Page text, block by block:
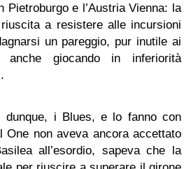
Pietroburgo e l’Austria Vienna: la
a resistere alle incursioni
un pareggio, pur inutile ai
giocando in inferiorità
dunque, i Blues, e lo fanno con
One non aveva ancora accettato
all’esordio, sapeva che la